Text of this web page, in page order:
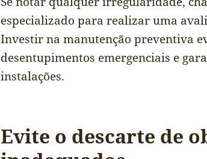
especializado para realizar uma
Investir na manutenção preventiva
desentupimentos emergenciais e
instalações.
Evite o descarte de